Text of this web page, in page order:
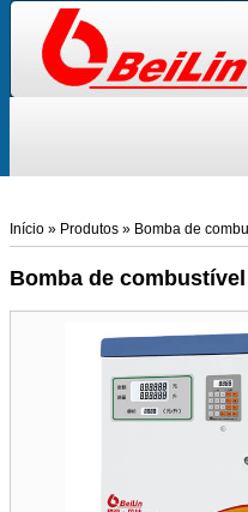
Início » Produtos » Bomba de
Bomba de combustível